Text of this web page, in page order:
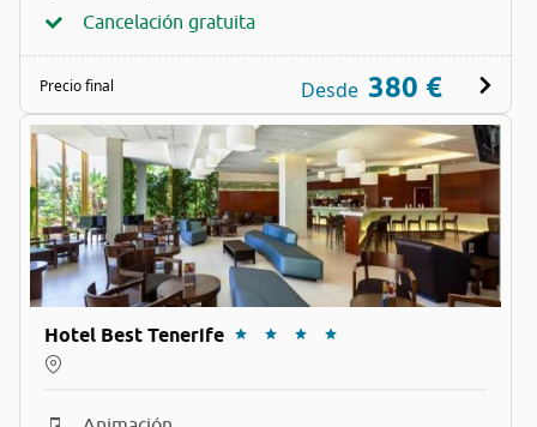
Cancelación gratuita
Precio final Desde 380 €
Hotel Best Tenerife